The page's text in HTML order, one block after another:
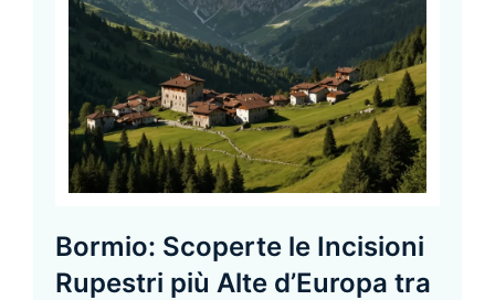
Bormio: Scoperte le Incisioni
Rupestri più Alte d’Europa tra